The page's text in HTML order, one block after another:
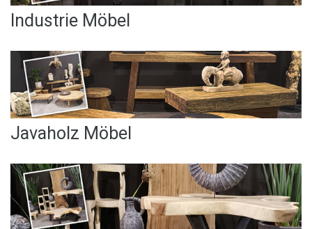
Industrie Möbel
Javaholz Möbel